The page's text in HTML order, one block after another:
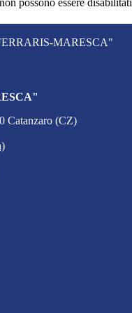
possono essere
MARESCA"
Catanzaro (CZ)